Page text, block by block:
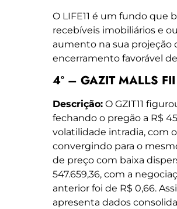
O LIFE11 é um fundo que
recebíveis imobiliários e
aumento na sua
encerramento favorável
4º – GAZIT MALLS
Descrição: O GZIT11
fechando o pregão a R$
volatilidade intradia, com
convergindo para o
de preço com baixa
547.659,36, com a
anterior foi de R$ 0,66.
apresenta dados